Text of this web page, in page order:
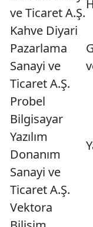
ve Ticaret A.Ş.
Kahve Diyari
Pazarlama
Sanayi ve
Ticaret A.Ş.
Probel
Bilgisayar
Yazılım
Donanım
Sanayi ve
Ticaret A.Ş.
Vektora